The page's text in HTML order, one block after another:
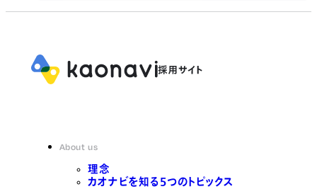
About us
理念
カオナビを知る5つのトピックス